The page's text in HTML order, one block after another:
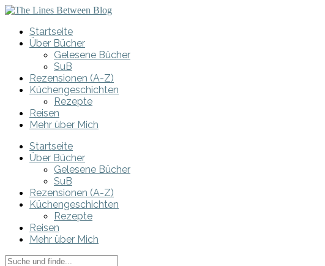
Startseite
Über Bücher
Gelesene Bücher
SuB
Rezensionen (A-Z)
Küchengeschichten
Rezepte
Reisen
Mehr über Mich
Startseite
Über Bücher
Gelesene Bücher
SuB
Rezensionen (A-Z)
Küchengeschichten
Rezepte
Reisen
Mehr über Mich